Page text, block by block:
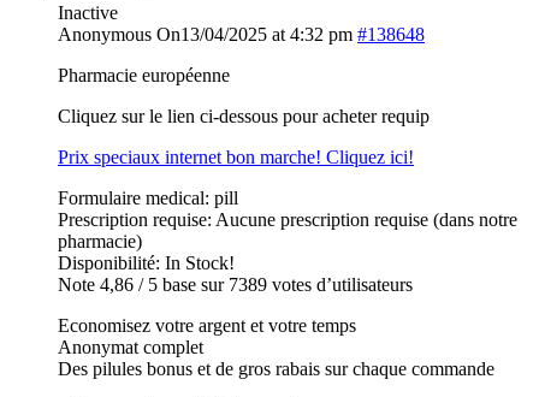
Inactive
Anonymous On13/04/2025 at 4:32 pm #138648
Pharmacie européenne
Cliquez sur le lien ci-dessous pour acheter requip
Prix speciaux internet bon marche! Cliquez ici!
Formulaire medical: pill
Prescription requise: Aucune prescription requise (dans notre
pharmacie)
Disponibilité: In Stock!
Note 4,86 / 5 base sur 7389 votes d’utilisateurs
Economisez votre argent et votre temps
Anonymat complet
Des pilules bonus et de gros rabais sur chaque commande